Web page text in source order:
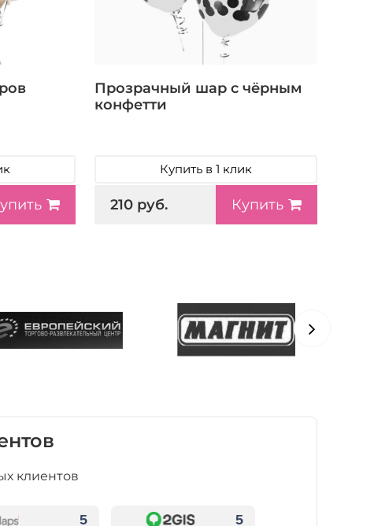
Прозрачный шар с чёрным
конфетти
Купить в 1 клик
210 руб. Купить
клиентов
5 5